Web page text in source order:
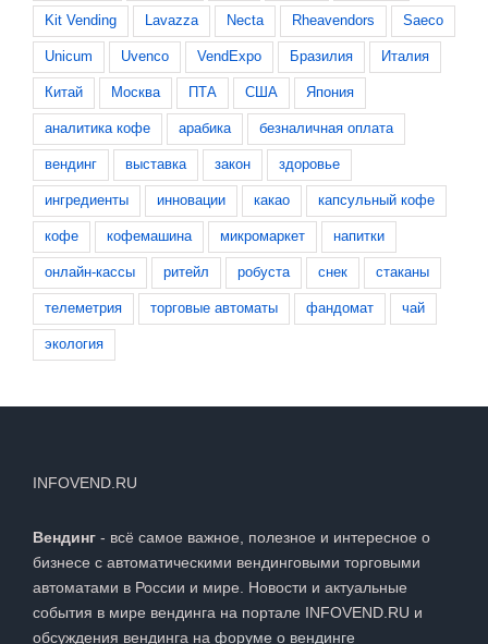
Kit Vending Lavazza Necta Rheavendors Saeco
Unicum Uvenco VendExpo Бразилия Италия
Китай Москва ПТА США Япония
аналитика кофе арабика безналичная оплата
вендинг выставка закон здоровье
ингредиенты инновации какао капсульный кофе
кофе кофемашина микромаркет напитки
онлайн-кассы ритейл робуста снек стаканы
телеметрия торговые автоматы фандомат чай
экология
INFOVEND.RU
Вендинг - всё самое важное, полезное и интересное о
бизнесе с автоматическими вендинговыми торговыми
автоматами в России и мире. Новости и актуальные
события в мире вендинга на портале INFOVEND.RU и
обсуждения вендинга на форуме о вендинге